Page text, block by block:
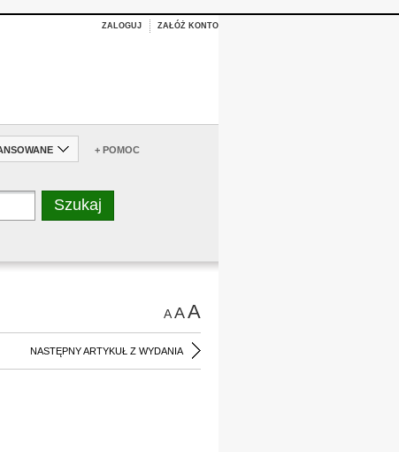
ZALOGUJ ZAŁÓŻ KONTO
+ POMOC
AAA
NASTĘPNY ARTYKUŁ Z WYDANIA